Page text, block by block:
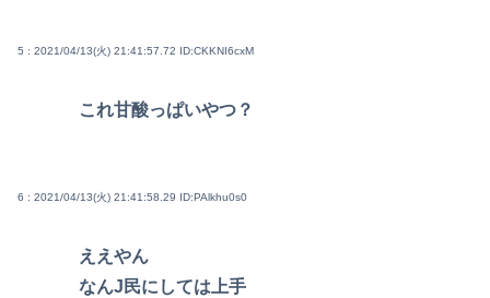
5 : 2021/04/13(火) 21:41:57.72 ID:CKKNI6cxM
これ甘酸っぱいやつ？
6 : 2021/04/13(火) 21:41:58.29 ID:PAlkhu0s0
ええやん
なんJ民にしては上手